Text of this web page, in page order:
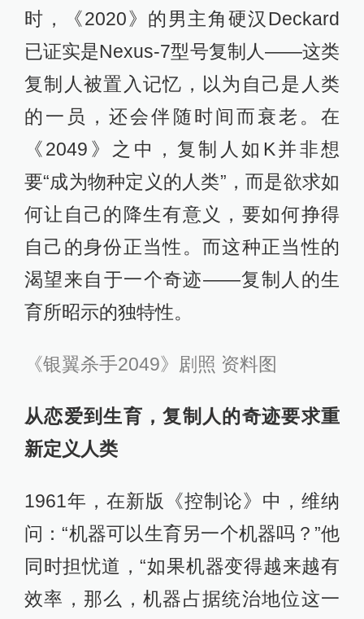
时，《2020》的男主角硬汉Deckard
已证实是Nexus-7型号复制人——这类
复制人被置入记忆，以为自己是人类
的一员，还会伴随时间而衰老。在
《2049》之中，复制人如K并非想
要“成为物种定义的人类”，而是欲求如
何让自己的降生有意义，要如何挣得
自己的身份正当性。而这种正当性的
渴望来自于一个奇迹——复制人的生
育所昭示的独特性。
《银翼杀手2049》剧照 资料图
从恋爱到生育，复制人的奇迹要求重
新定义人类
1961年，在新版《控制论》中，维纳
问：“机器可以生育另一个机器吗？”他
同时担忧道，“如果机器变得越来越有
效率，那么，机器占据统治地位这一